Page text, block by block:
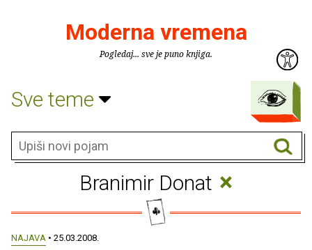
Moderna vremena
Pogledaj... sve je puno knjiga.
Sve teme
Branimir Donat ×
NAJAVA • 25.03.2008.